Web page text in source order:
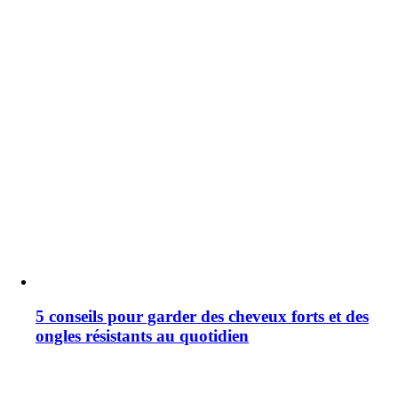
5 conseils pour garder des cheveux forts et des
ongles résistants au quotidien